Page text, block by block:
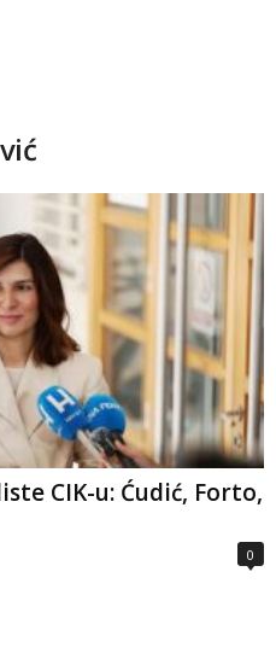
CIK-u: Ćudić, Forto,
0